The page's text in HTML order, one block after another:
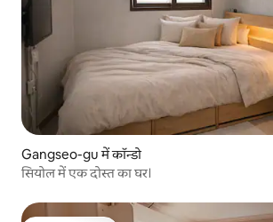
Gangseo-gu में कॉन्डो
सियोल में एक दोस्त का घर।